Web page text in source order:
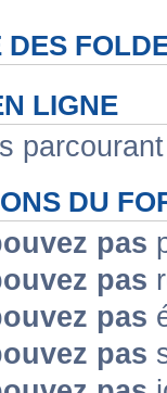
DES
Sujet lu fermé Sujet
lu Sujet non lu fermé
Annonce lue fermée
Annonce non lue fermée
LIGNE
DU
pas
pas
pas
pas